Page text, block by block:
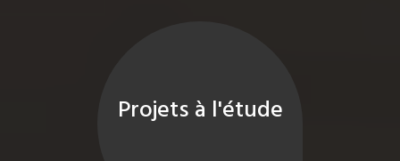
Projets à l'étude